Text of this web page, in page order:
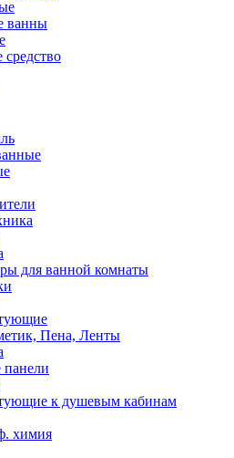
ванны
для ванной комнаты
Пена, Ленты
к душевым кабинам
химия